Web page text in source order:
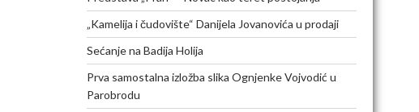
„Kamelija i čudovište“ Danijela Jovanovića u prodaji
Sećanje na Badija Holija
Prva samostalna izložba slika Ognjenke Vojvodić u
Parobrodu